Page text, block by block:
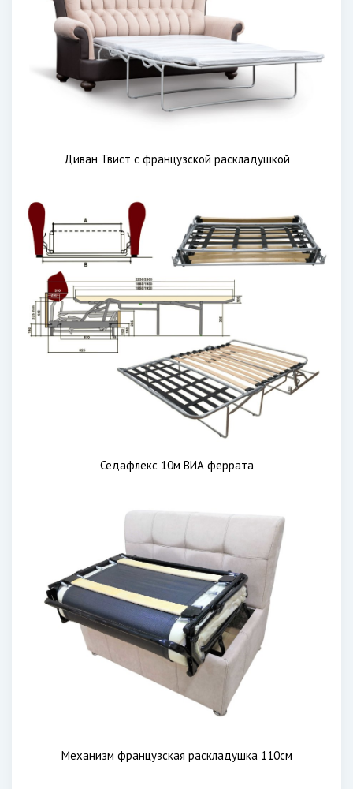
Диван Твист с французской раскладушкой
Седафлекс 10м ВИА феррата
Механизм французская раскладушка 110см